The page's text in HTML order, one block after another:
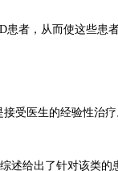
者，从而使这些
受医生的经验性治
给出了针对该类的